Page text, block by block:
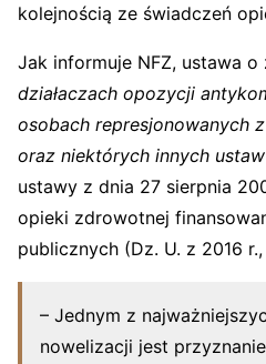
kolejnością ze świadczeń
Jak informuje NFZ, ustawa o
działaczach opozycji
osobach represjonowanych
oraz niektórych innych ustaw
ustawy z dnia 27 sierpnia
opieki zdrowotnej
publicznych (Dz. U. z 2016
– Jednym z
nowelizacji jest